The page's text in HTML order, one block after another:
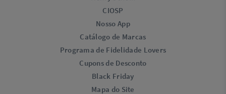
CIOSP
Nosso App
Catálogo de Marcas
Programa de Fidelidade Lovers​
Cupons de Desconto
Black Friday
Mapa do Site